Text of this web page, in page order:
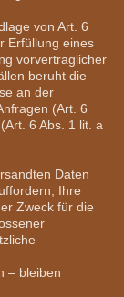
von Art. 6
Erfüllung eines
vorvertraglicher
beruht die
an der
(Art. 6
6 Abs. 1 lit. a
Daten
Ihre
Zweck für die
– bleiben